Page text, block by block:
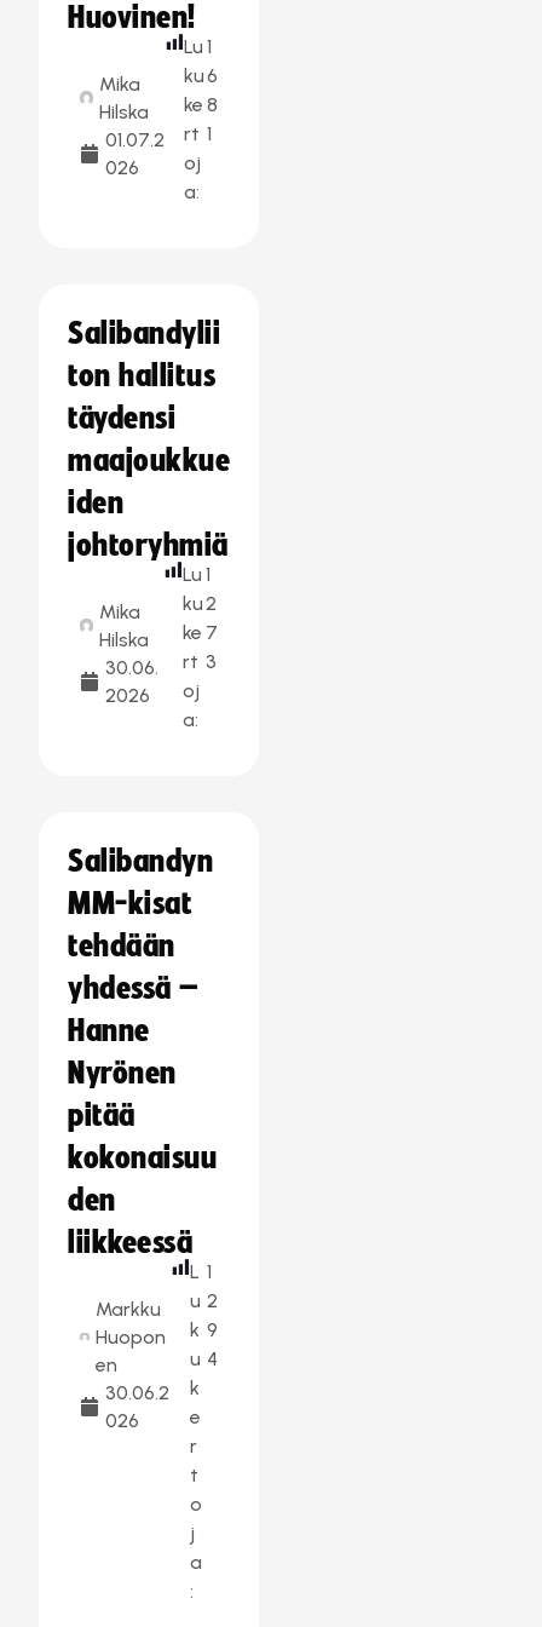
Huovinen!
Mika
Hilska
01.07.2
026
Lu
ku
ke
rt
oj
a:
1
6
8
1
Salibandylii
ton hallitus
täydensi
maajoukkue
iden
johtoryhmiä
Mika
Hilska
30.06.
2026
Lu
ku
ke
rt
oj
a:
1
2
7
3
Salibandyn
MM-kisat
tehdään
yhdessä –
Hanne
Nyrönen
pitää
kokonaisuu
den
liikkeessä
Markku
Huopon
en
30.06.2
026
L
u
k
u
k
e
r
t
o
j
a
:
1
2
9
4